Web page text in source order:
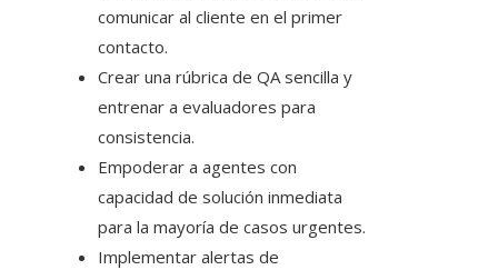
comunicar al cliente en el primer
contacto.
Crear una rúbrica de QA sencilla y
entrenar a evaluadores para
consistencia.
Empoderar a agentes con
capacidad de solución inmediata
para la mayoría de casos urgentes.
Implementar alertas de